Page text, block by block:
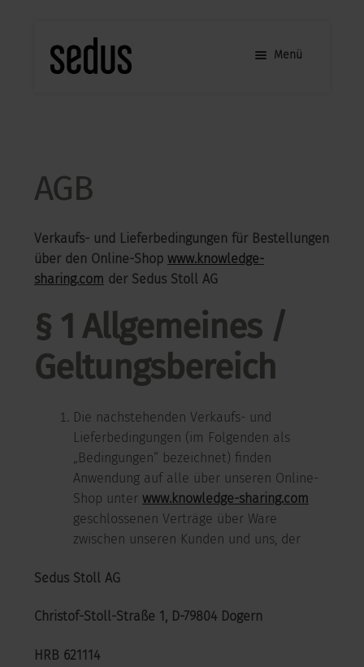
Navigation
springen
Inhalt
springen
Menü
Über
Sedus
Kontakt
Kontakt
AGB
Verkaufs- und Lieferbedingungen für Bestellungen
über den Online-Shop www.knowledge-
sharing.com der Sedus Stoll AG
§ 1 Allgemeines /
Geltungsbereich
Die nachstehenden Verkaufs- und
Lieferbedingungen (im Folgenden als
„Bedingungen“ bezeichnet) finden
Anwendung auf alle über unseren Online-
Shop unter www.knowledge-sharing.com
geschlossenen Verträge über Ware
zwischen unseren Kunden und uns, der
Sedus Stoll AG
Christof-Stoll-Straße 1, D-79804 Dogern
HRB 621114